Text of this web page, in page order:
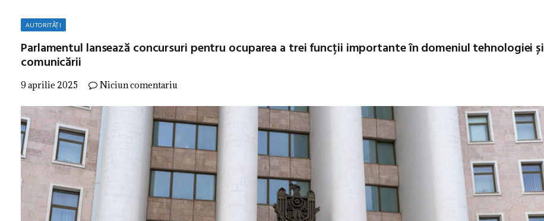
AUTORITĂȚI
Parlamentul lansează concursuri pentru ocuparea a trei funcții importante în domeniul tehnologiei și
comunicării
9 aprilie 2025 Niciun comentariu